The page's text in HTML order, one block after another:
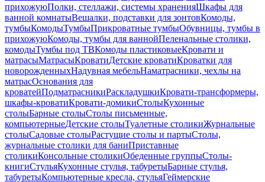
прихожуюПолки, стеллажи, системы храненияШкафы для
ванной комнатыВешалки, подставки для зонтовКомоды,
тумбыКомодыТумбыПрикроватные тумбыОбувницы, тумбы в
прихожуюКомоды, тумбы для ваннойПеленальные столики,
комодыТумбы под ТВКомоды пластиковыеКровати и
матрасыМатрасыКроватиДетские кроватиКроватки для
новорожденныхНадувная мебельНаматрасники, чехлы на
матрасОснования для
кроватейПодматрасникиРаскладушкиКровати-трансформеры,
шкафы-кроватиКровати-домикиСтолыКухонные
столыБарные столыСтолы письменные,
компьютерныеДетские столыТуалетные столикиЖурнальные
столыСадовые столыРастущие столы и партыСтолы,
журнальные столики для баниПриставные
столикиКонсольные столикиОбеденные группыСтолы-
книгиСтульяКухонные стулья, табуретыБарные стулья,
табуретыКомпьютерные кресла, стульяГеймерские